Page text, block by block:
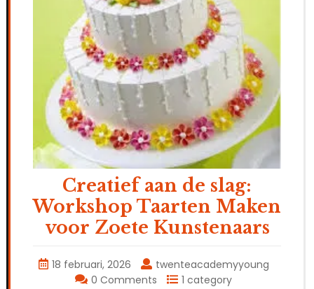
Creatief aan de slag:
Workshop Taarten Maken
voor Zoete Kunstenaars
18 februari, 2026
twenteacademyyoung
0 Comments
1 category